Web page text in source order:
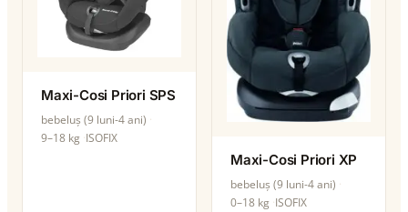
Maxi-Cosi Priori SPS
bebeluș (9 luni-4 ani)
9–18 kg ISOFIX
Maxi-Cosi Priori XP
bebeluș (9 luni-4 ani)
0–18 kg ISOFIX